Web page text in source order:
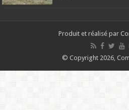
Produit et réalisé par
© Copyright 2026,